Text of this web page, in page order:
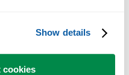
Show details
cookies
。 很多用户后来都会每天使